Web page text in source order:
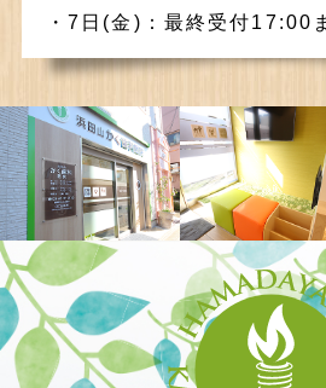
・7日(金)：最終受付17:00
・9日(日)：最終受付16:30
・13日(木)：午前12:00ま
・16日(日)：最終受付16:30
・18日(火)～19日(水)：休診
・23日(日)：最終受付
・25日(火)：休診
・30日(日)～31日(月)：休
その他は通常通りです。
2026.6.8 2026年7月の診